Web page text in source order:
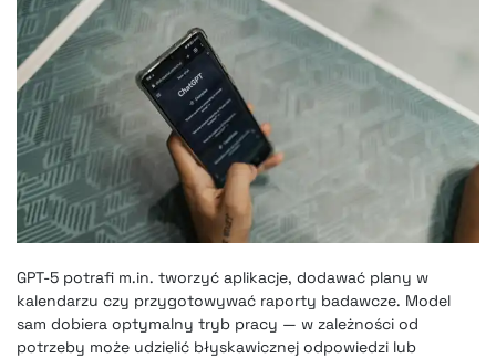
GPT-5 potrafi m.in. tworzyć aplikacje, dodawać plany w
kalendarzu czy przygotowywać raporty badawcze. Model
sam dobiera optymalny tryb pracy — w zależności od
potrzeby może udzielić błyskawicznej odpowiedzi lub